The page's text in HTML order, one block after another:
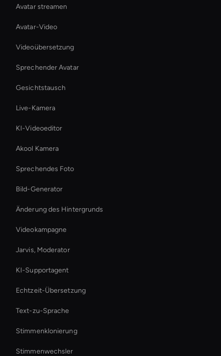
Avatar streamen
Avatar-Video
Videoübersetzung
Sprechender Avatar
Gesichtstausch
Live-Kamera
KI-Videoeditor
Akool Kamera
Sprechendes Foto
Bild-Generator
Änderung des Hintergrunds
Videokampagne
Jarvis, Moderator
KI-Supportagent
Echtzeit-Übersetzung
Text-zu-Sprache
Stimmenklonierung
Stimmenwechsler